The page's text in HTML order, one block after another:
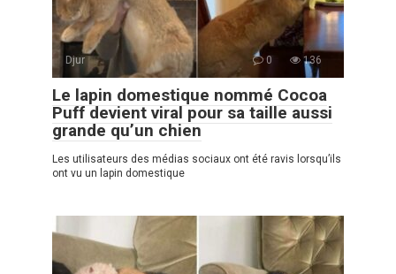
Djur 0 136
Le lapin domestique nommé Cocoa
Puff devient viral pour sa taille aussi
grande qu’un chien
Les utilisateurs des médias sociaux ont été ravis lorsqu’ils
ont vu un lapin domestique